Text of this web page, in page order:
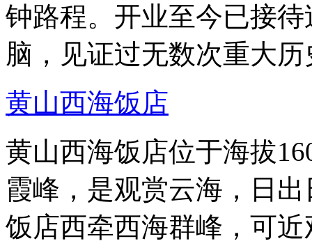
钟路程。开业至今已接
脑，见证过无数次重大
黄山西海饭店
黄山西海饭店位于海拔
霞峰，是观赏云海，日
饭店西牵西海群峰，可